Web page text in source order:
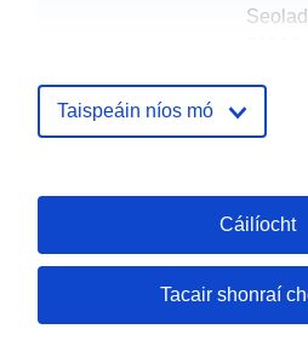
http://
03
Spásúil:
Taispeáin níos mó
Cáilíocht
Tacair shonraí